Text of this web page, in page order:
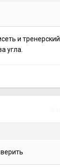
и тренерский
угла.